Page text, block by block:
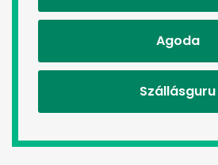
Agoda
Szállásguru